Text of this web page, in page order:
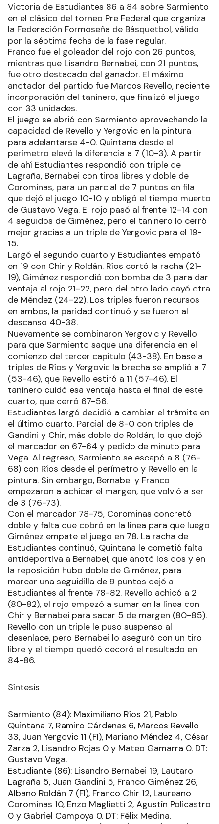
Victoria de Estudiantes 86 a 84 sobre Sarmiento
en el clásico del torneo Pre Federal que organiza
la Federación Formoseña de Básquetbol, válido
por la séptima fecha de la fase regular.
Franco fue el goleador del rojo con 26 puntos,
mientras que Lisandro Bernabei, con 21 puntos,
fue otro destacado del ganador. El máximo
anotador del partido fue Marcos Revello, reciente
incorporación del taninero, que finalizó el juego
con 33 unidades.
El juego se abrió con Sarmiento aprovechando la
capacidad de Revello y Yergovic en la pintura
para adelantarse 4-0. Quintana desde el
perímetro elevó la diferencia a 7 (10-3). A partir
de ahí Estudiantes respondió con triple de
Lagraña, Bernabei con tiros libres y doble de
Corominas, para un parcial de 7 puntos en fila
que dejó el juego 10-10 y obligó el tiempo muerto
de Gustavo Vega. El rojo pasó al frente 12-14 con
4 seguidos de Giménez, pero el taninero lo cerró
mejor gracias a un triple de Yergovic para el 19-
15.
Largó el segundo cuarto y Estudiantes empató
en 19 con Chir y Roldán. Ríos cortó la racha (21-
19), Giménez respondió con bomba de 3 para dar
ventaja al rojo 21-22, pero del otro lado cayó otra
de Méndez (24-22). Los triples fueron recursos
en ambos, la paridad continuó y se fueron al
descanso 40-38.
Nuevamente se combinaron Yergovic y Revello
para que Sarmiento saque una diferencia en el
comienzo del tercer capítulo (43-38). En base a
triples de Ríos y Yergovic la brecha se amplió a 7
(53-46), que Revello estiró a 11 (57-46). El
taninero cuidó esa ventaja hasta el final de este
cuarto, que cerró 67-56.
Estudiantes largó decidió a cambiar el trámite en
el último cuarto. Parcial de 8-0 con triples de
Gandini y Chir, más doble de Roldán, lo que dejó
el marcador en 67-64 y pedido de minuto para
Vega. Al regreso, Sarmiento se escapó a 8 (76-
68) con Ríos desde el perímetro y Revello en la
pintura. Sin embargo, Bernabei y Franco
empezaron a achicar el margen, que volvió a ser
de 3 (76-73).
Con el marcador 78-75, Corominas concretó
doble y falta que cobró en la línea para que luego
Giménez empate el juego en 78. La racha de
Estudiantes continuó, Quintana le cometió falta
antideportiva a Bernabei, que anotó los dos y en
la reposición hubo doble de Giménez, para
marcar una seguidilla de 9 puntos dejó a
Estudiantes al frente 78-82. Revello achicó a 2
(80-82), el rojo empezó a sumar en la línea con
Chir y Bernabei para sacar 5 de margen (80-85).
Revello con un triple le puso suspenso al
desenlace, pero Bernabei lo aseguró con un tiro
libre y el tiempo quedó decoró el resultado en
84-86.
Síntesis
Sarmiento (84): Maximiliano Ríos 21, Pablo
Quintana 7, Ramiro Cárdenas 6, Marcos Revello
33, Juan Yergovic 11 (FI), Mariano Méndez 4, César
Zarza 2, Lisandro Rojas 0 y Mateo Gamarra 0. DT:
Gustavo Vega.
Estudiante (86): Lisandro Bernabei 19, Lautaro
Lagraña 5, Juan Gandini 5, Franco Giménez 26,
Albano Roldán 7 (FI), Franco Chir 12, Laureano
Corominas 10, Enzo Maglietti 2, Agustín Policastro
0 y Gabriel Campoya 0. DT: Félix Medina.